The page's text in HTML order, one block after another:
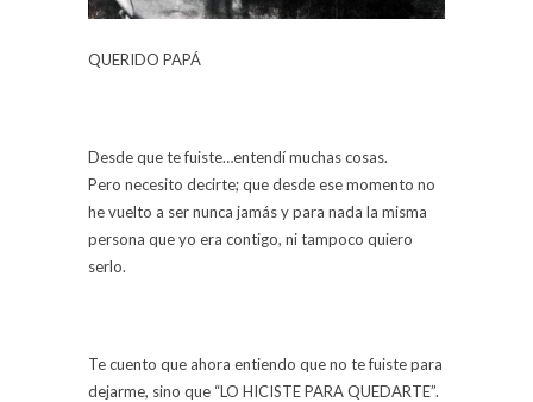
QUERIDO PAPÁ
Desde que te fuiste…entendí muchas cosas.
Pero necesito decirte; que desde ese momento no
he vuelto a ser nunca jamás y para nada la misma
persona que yo era contigo, ni tampoco quiero
serlo.
Te cuento que ahora entiendo que no te fuiste para
dejarme, sino que “LO HICISTE PARA QUEDARTE”.